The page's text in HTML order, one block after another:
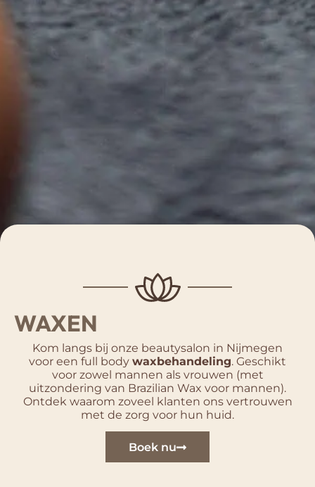
WAXEN
Kom langs bij onze beautysalon in Nijmegen
voor een full body waxbehandeling. Geschikt
voor zowel mannen als vrouwen (met
uitzondering van Brazilian Wax voor mannen).
Ontdek waarom zoveel klanten ons vertrouwen
met de zorg voor hun huid.
Boek nu